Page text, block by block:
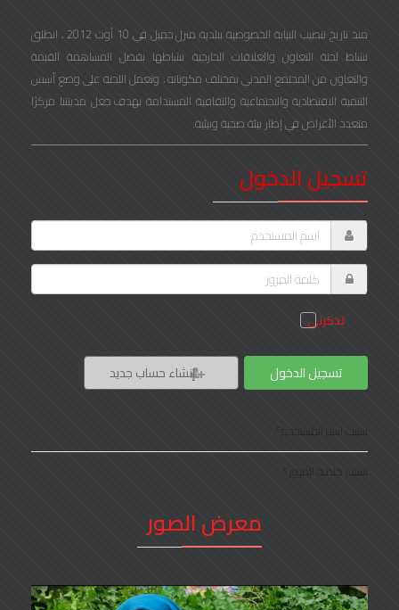
منذ تاريخ تنصيب النيابة الخصوصية ببلدية منزل جميل في 10 أوت 2012 ، انطلق
نشاط لجنة التعاون والعلاقات الخارجية نشاطها بفضل المساهمة القيمة
والتعاون من المجتمع المدني بمختلف مكوناته ، وتعمل اللجنة على وضع أسس
التنمية الاقتصادية والاجتماعية والثقافية المستدامة بهدف جعل مدينتنا مركزًا
متعدد الأغراض في إطار بيئة صحية وبيئية.
تسجيل الدخول
تذكرني
تسجيل الدخول إنشاء حساب جديد
نسيت اسم المستخدم؟
نسيت كلمـة المرور؟
معرض الصور